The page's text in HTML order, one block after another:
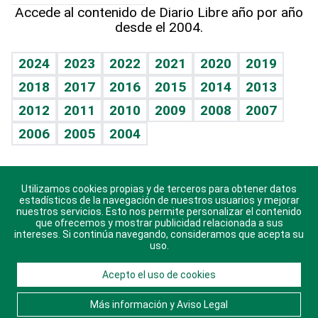
Vida y familia
Eñe
Celebrando la vida
Sin complejos
En pocas palabras
Escuchando al corazón
Economía Personal
TBT Deportivo
Guía del dinero
Cumpleaños
Horóscopos
Crucigramas
Accede al contenido de Diario Libre año por año
desde el 2004.
2024 2023 2022 2021 2020
2019
2018
2017 2016 2015 2014
2013
2012
2011 2010 2009 2008
2007
2006
2005 2004
Descarga nuestras aplicaciones para Android, iOS y
sistema Huawei.
© 2021 Diario Libre, todos los derechos reservados.
Consulta elAviso Legal. Ponte en Contacto
Utilizamos cookies propias y de terceros para obtener datos
estadísticos de la navegación de nuestros usuarios y mejorar
nuestros servicios. Esto nos permite personalizar el contenido
que ofrecemos y mostrar publicidad relacionada a sus
intereses. Si continúa navegando, consideramos que acepta su
uso.
Acepto el uso de cookies
Más información y Aviso Legal